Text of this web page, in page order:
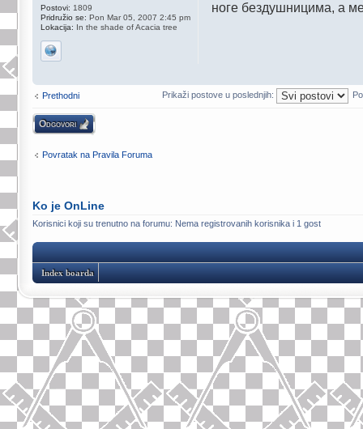
ноге бездушницима, а
Postovi: 1809
Pridružio se: Pon Mar 05, 2007 2:45 pm
Lokacija: In the shade of Acacia tree
Prethodni Prikaži postove u poslednjih:
Odgovori
Povratak na Pravila Foruma
Ko je OnLine
Korisnici koji su trenutno na forumu: Nema registrovanih korisnika i 1 gost
Index boarda